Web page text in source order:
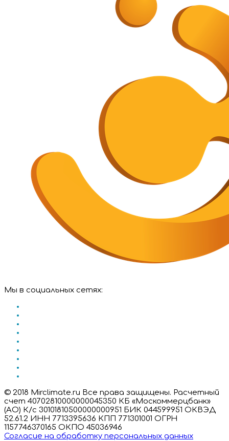
Мы в социальных сетях:
© 2018 Mirclimate.ru Все права защищены. Расчетный
счет 40702810000000045350 КБ «Москоммерцбанк»
(АО) К/с 30101810500000000951 БИК 044599951 ОКВЭД
52.61.2 ИНН 7713395636 КПП 771301001 ОГРН
1157746370165 ОКПО 45036946
Согласие на обработку персональных данных